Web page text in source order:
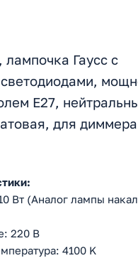
Гаусс c
E27,
для диммера
Вт (Аналог лампы
220 В
4100 K